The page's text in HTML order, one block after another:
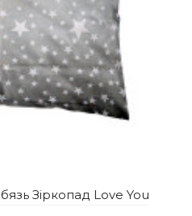
Зіркопад Love You